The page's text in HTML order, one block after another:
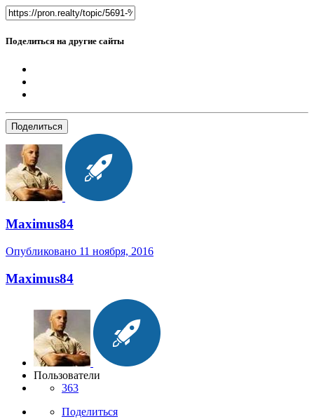
Поделиться на другие сайты
Поделиться
Maximus84
Опубликовано 11 ноября, 2016
Maximus84
Пользователи
363
Поделиться